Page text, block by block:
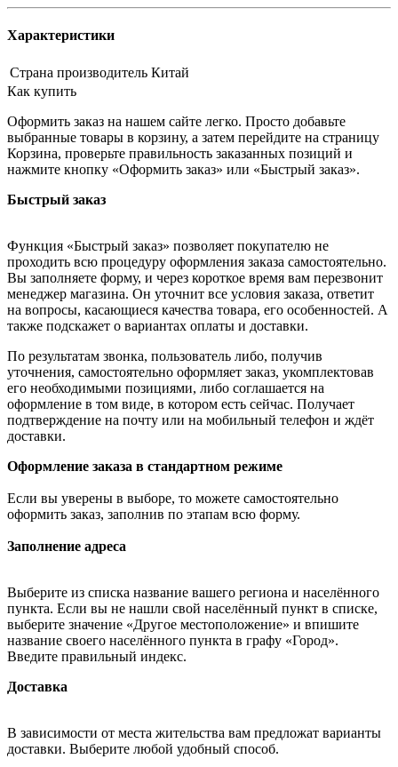
Характеристики
Страна производитель Китай
Как купить
Оформить заказ на нашем сайте легко. Просто добавьте
выбранные товары в корзину, а затем перейдите на страницу
Корзина, проверьте правильность заказанных позиций и
нажмите кнопку «Оформить заказ» или «Быстрый заказ».
Быстрый заказ
Функция «Быстрый заказ» позволяет покупателю не
проходить всю процедуру оформления заказа самостоятельно.
Вы заполняете форму, и через короткое время вам перезвонит
менеджер магазина. Он уточнит все условия заказа, ответит
на вопросы, касающиеся качества товара, его особенностей. А
также подскажет о вариантах оплаты и доставки.
По результатам звонка, пользователь либо, получив
уточнения, самостоятельно оформляет заказ, укомплектовав
его необходимыми позициями, либо соглашается на
оформление в том виде, в котором есть сейчас. Получает
подтверждение на почту или на мобильный телефон и ждёт
доставки.
Оформление заказа в стандартном режиме
Если вы уверены в выборе, то можете самостоятельно
оформить заказ, заполнив по этапам всю форму.
Заполнение адреса
Выберите из списка название вашего региона и населённого
пункта. Если вы не нашли свой населённый пункт в списке,
выберите значение «Другое местоположение» и впишите
название своего населённого пункта в графу «Город».
Введите правильный индекс.
Доставка
В зависимости от места жительства вам предложат варианты
доставки. Выберите любой удобный способ.